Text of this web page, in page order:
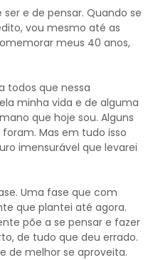
e de pensar. Quando se
vou mesmo até as
meus 40 anos,
todos que nessa
minha vida e de alguma
que hoje sou. Alguns
Mas em tudo isso
imensurável que levarei
Uma fase que com
que plantei até agora.
põe a se pensar e fazer
de tudo que deu errado.
de melhor se aproveita.